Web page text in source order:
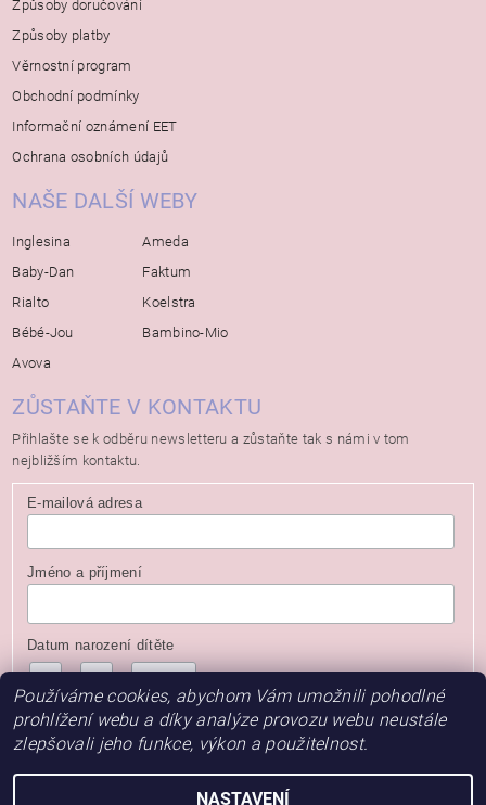
Způsoby doručování
Způsoby platby
Věrnostní program
Obchodní podmínky
Informační oznámení EET
Ochrana osobních údajů
NAŠE DALŠÍ WEBY
Inglesina
Baby-Dan
Rialto
Bébé-Jou
Avova
Ameda
Faktum
Koelstra
Bambino-Mio
ZŮSTAŇTE V KONTAKTU
Přihlašte se k odběru newsletteru a zůstaňte tak s námi v tom
nejbližším kontaktu.
E-mailová adresa
Jméno a příjmení
Datum narození dítěte
Používáme cookies, abychom Vám umožnili pohodlné
prohlížení webu a díky analýze provozu webu neustále
zlepšovali jeho funkce, výkon a použitelnost.
NASTAVENÍ